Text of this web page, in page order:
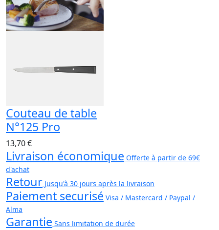
Couteau de table
N°125 Pro
13,70 €
Livraison économique Offerte à partir de 69€
d'achat
Retour Jusqu'à 30 jours après la livraison
Paiement securisé Visa / Mastercard / Paypal /
Alma
Garantie Sans limitation de durée